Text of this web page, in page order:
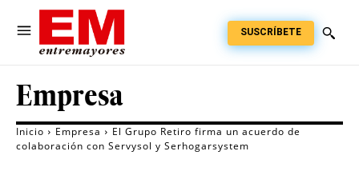
SUSCRÍBETE
Empresa
Inicio Empresa
El Grupo Retiro firma un acuerdo de
colaboración con Servysol y Serhogarsystem